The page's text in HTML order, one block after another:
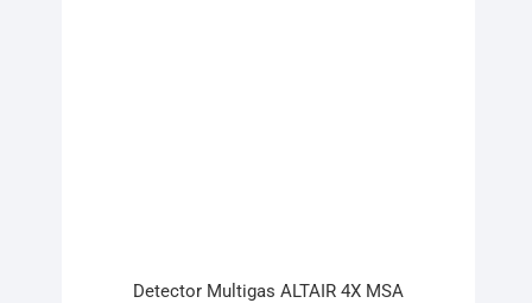
Detector Multigas ALTAIR 4X MSA